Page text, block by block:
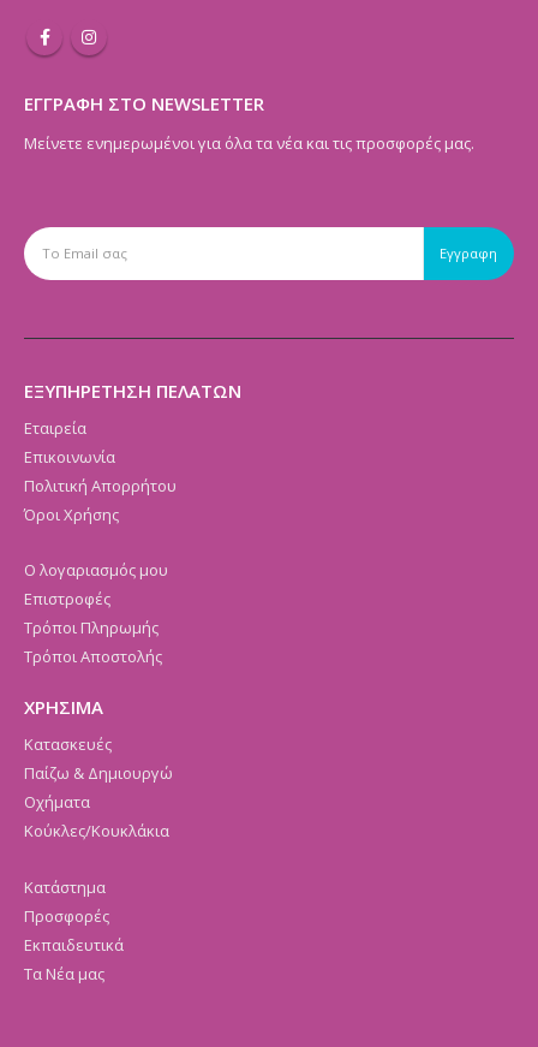
ΕΓΓΡΑΦΗ ΣΤΟ NEWSLETTER
Μείνετε ενημερωμένοι για όλα τα νέα και τις προσφορές μας.
ΕΞΥΠΗΡΕΤΗΣΗ ΠΕΛΑΤΩΝ
Εταιρεία
Επικοινωνία
Πολιτική Απορρήτου
Όροι Χρήσης
Ο λογαριασμός μου
Επιστροφές
Τρόποι Πληρωμής
Τρόποι Αποστολής
ΧΡΗΣΙΜΑ
Κατασκευές
Παίζω & Δημιουργώ
Οχήματα
Κούκλες/Κουκλάκια
Κατάστημα
Προσφορές
Εκπαιδευτικά
Τα Νέα μας